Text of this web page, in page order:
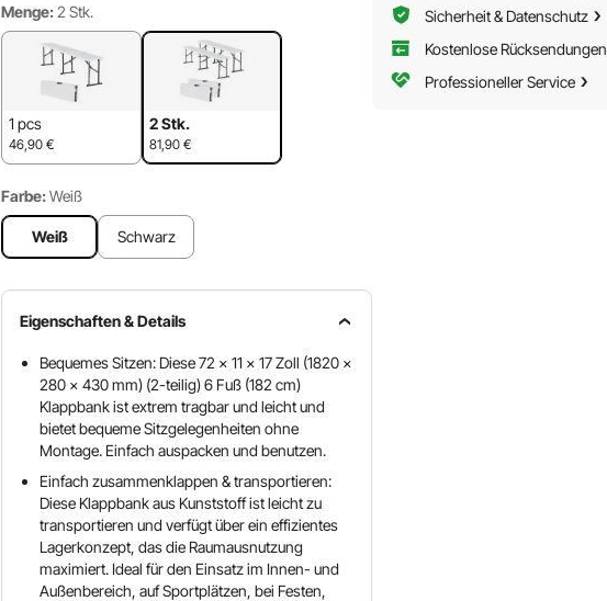
Menge: 2 Stk.
1 pcs
46,90 €
2 Stk.
81,90 €
Farbe: Weiß
Weiß Schwarz
Eigenschaften & Details
Bequemes Sitzen: Diese 72 x 11 x 17 Zoll (1820 x
280 x 430 mm) (2-teilig) 6 Fuß (182 cm)
Klappbank ist extrem tragbar und leicht und
bietet bequeme Sitzgelegenheiten ohne
Montage. Einfach auspacken und benutzen.
Einfach zusammenklappen & transportieren:
Diese Klappbank aus Kunststoff ist leicht zu
transportieren und verfügt über ein effizientes
Lagerkonzept, das die Raumausnutzung
maximiert. Ideal für den Einsatz im Innen- und
Außenbereich, auf Sportplätzen, bei Festen,
Sicherheit & Datenschutz
Kostenlose Rücksendungen
Professioneller Service